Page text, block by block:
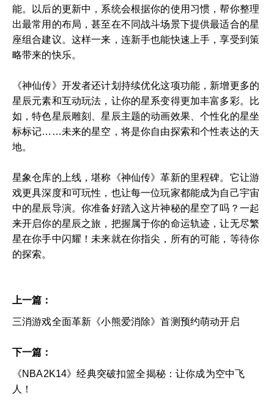
能。以后的更新中，系统会根据你的使用习惯，帮你整理
出最常用的布局，甚至在不同战斗场景下提供最适合的星
座组合建议。这样一来，连新手也能快速上手，享受到策
略带来的快乐。
《神仙传》开发者还计划持续优化这项功能，新增更多的
星辰元素和互动玩法，让你的星系变得更加丰富多彩。比
如，特色星辰雕刻、星辰主题的动画效果、个性化的星坐
标标记……未来的星空，将是你自由探索和个性表达的天
地。
星象仓库的上线，堪称《神仙传》革新的里程碑。它让游
戏更具深度和可玩性，也让每一位玩家都能成为自己宇宙
中的星辰导演。你准备好踏入这片神秘的星空了吗？一起
来开启你的星辰之旅，把握属于你的命运轨迹，让无尽繁
星在你手中闪耀！未来就在你指尖，所有的可能，等待你
的探索。
上一篇：
三消游戏全面革新《小熊爱消除》首测预约萌动开启
下一篇：
《NBA2K14》经典突破扣篮全揭秘：让你成为空中飞
人！